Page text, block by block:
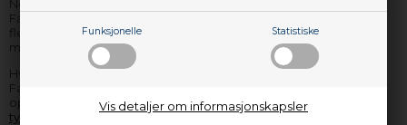
Funksjonelle Statistiske
Vis detaljer om informasjonskapsler
Nettoparts. Vi har et stort lager av reservedeler til stort sett alle
Faema apparater, og de delene vi ikke har på lager, kan vi i de
fleste tilfellene skaffe hjem, så raskt, at du ikke behøver vente
mere enn få dager på levering.
Hvis du har bruk for hjelp til å finne korrekte reservedeler til ditt
Faema apparat, er du velkommen til å
opplyse så mange informasjoner som overhodet mulig fra
typeskiltet